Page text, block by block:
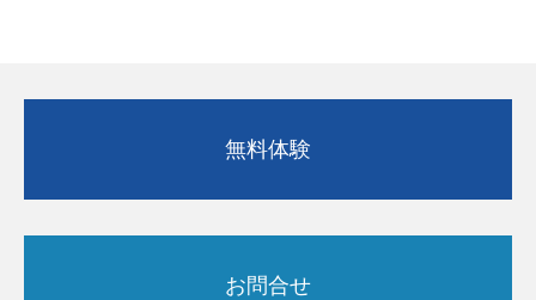
無料体験
お問合せ